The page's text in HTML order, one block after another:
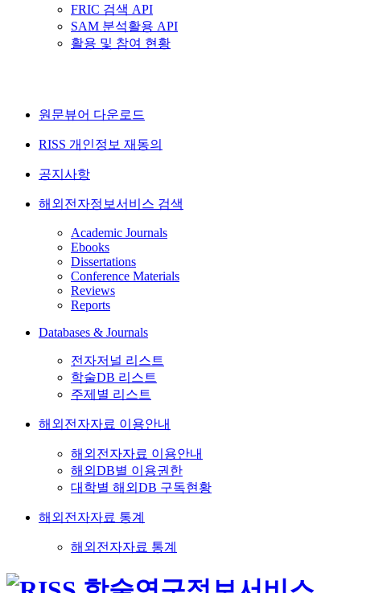
FRIC 검색 API
SAM 분석활용 API
활용 및 참여 현황
원문뷰어 다운로드
RISS 개인정보 재동의
공지사항
해외전자정보서비스 검색
Academic Journals
Ebooks
Dissertations
Conference Materials
Reviews
Reports
Databases & Journals
전자저널 리스트
학술DB 리스트
주제별 리스트
해외전자자료 이용안내
해외전자자료 이용안내
해외DB별 이용권한
대학별 해외DB 구독현황
해외전자자료 통계
해외전자자료 통계